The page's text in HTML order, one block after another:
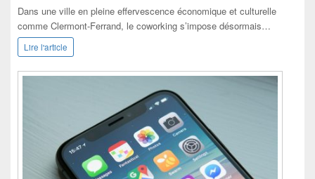
Dans une ville en pleine effervescence économique et culturelle
comme Clermont-Ferrand, le coworking s’impose désormais…
Lire l'article